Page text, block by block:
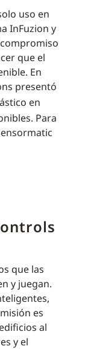
uso en
InFuzion y
que el
En
presentó
en
Para
que las
y juegan.
es
al
y el